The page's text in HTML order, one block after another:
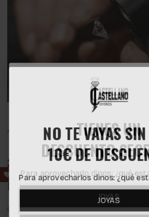
ACCESO EXCLUSIVO
a las mejores
mundo
Como miembros de laBolsa del
TIENES UN
DESCUENTO
Para aprovecharlo dinos: ¿qué
JOYAS
NO TE VAYAS
10€ DE
Para aprovecharlos dinos: ¿qué
JOYAS